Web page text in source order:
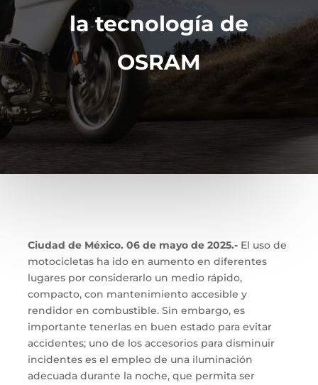
la tecnología de
OSRAM
Ciudad de México. 06 de mayo de 2025.- El uso de
motocicletas ha ido en aumento en diferentes
lugares por considerarlo un medio rápido,
compacto, con mantenimiento accesible y
rendidor en combustible. Sin embargo, es
importante tenerlas en buen estado para evitar
accidentes; uno de los accesorios para disminuir
incidentes es el empleo de una iluminación
adecuada durante la noche, que permita ser